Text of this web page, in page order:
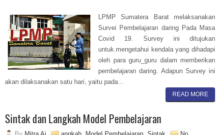
LPMP Sumatera Barat melaksanakan
Survei Pembelajaran daring Pada Masa
Covid 19. Survey ini ditujukan
untuk.mengetahui kendala yang dihadapi
oleh para guru_guru dalam memberikan
pembelajaran daring. Adapun Survey ini
akan dilaksanakan satu hari, yaitu pada...
READ MORE
Sintak dan Langkah Model Pembelajaran